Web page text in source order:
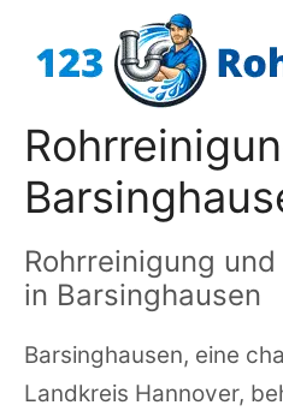
Inhalt
Rohrreinigung
in Barsinghausen
Barsinghausen, eine
Landkreis Hannover,